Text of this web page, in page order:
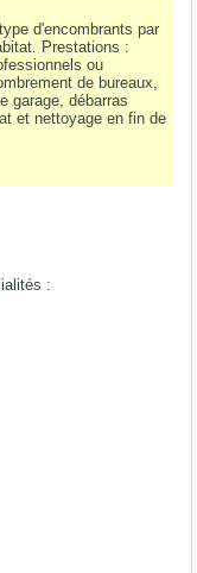
d'encombrants par
Prestations :
ou
de bureaux,
garage, débarras
et nettoyage en fin de
: